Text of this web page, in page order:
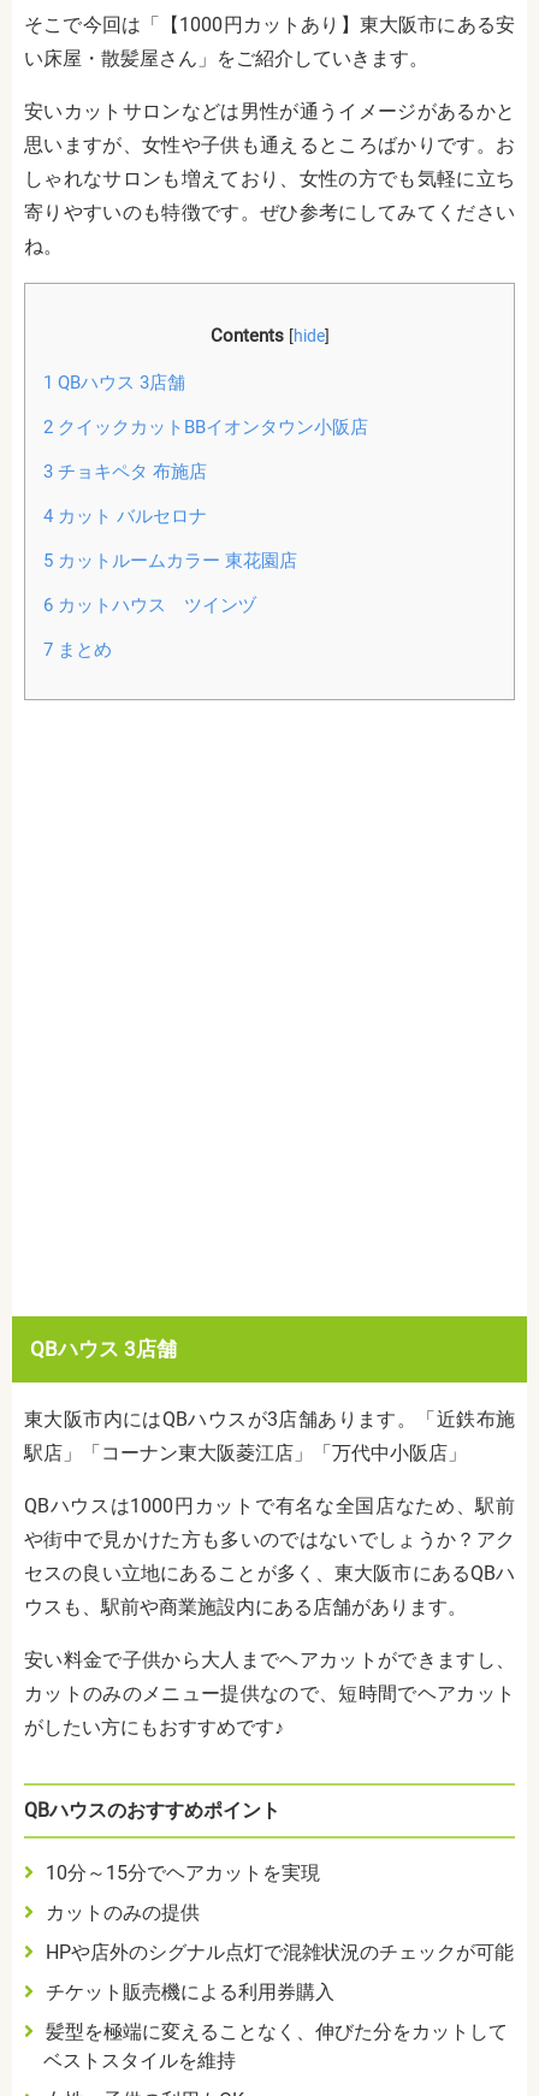
そこで今回は「【1000円カットあり】東大阪市にある安
い床屋・散髪屋さん」をご紹介していきます。
安いカットサロンなどは男性が通うイメージがあるかと
思いますが、女性や子供も通えるところばかりです。お
しゃれなサロンも増えており、女性の方でも気軽に立ち
寄りやすいのも特徴です。ぜひ参考にしてみてください
ね。
Contents [hide]
1 QBハウス 3店舗
2クイックカットBBイオンタウン小阪店
3チョキペタ 布施店
4カット バルセロナ
5カットルームカラー 東花園店
6カットハウス ツインヅ
7まとめ
QBハウス 3店舗
東大阪市内にはQBハウスが3店舗あります。「近鉄布施
駅店」「コーナン東大阪菱江店」「万代中小阪店」
QBハウスは1000円カットで有名な全国店なため、駅前
や街中で見かけた方も多いのではないでしょうか？アク
セスの良い立地にあることが多く、東大阪市にあるQBハ
ウスも、駅前や商業施設内にある店舗があります。
安い料金で子供から大人までヘアカットができますし、
カットのみのメニュー提供なので、短時間でヘアカット
がしたい方にもおすすめです♪
QBハウスのおすすめポイント
10分～15分でヘアカットを実現
カットのみの提供
HPや店外のシグナル点灯で混雑状況のチェックが可能
チケット販売機による利用券購入
髪型を極端に変えることなく、伸びた分をカットして
ベストスタイルを維持